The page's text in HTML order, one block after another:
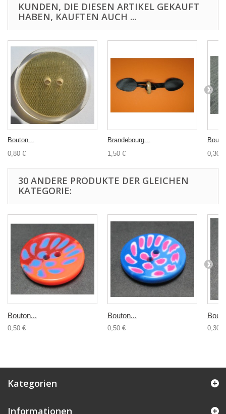
KUNDEN, DIE DIESEN ARTIKEL GEKAUFT
HABEN, KAUFTEN AUCH ...
Bouton...
0,80 €
Brandebourg...
1,50 €
0,30 €
30 ANDERE PRODUKTE DER GLEICHEN
KATEGORIE:
Bouton...
0,50 €
Bouton...
0,50 € 0,30 €
Kategorien
Informationen